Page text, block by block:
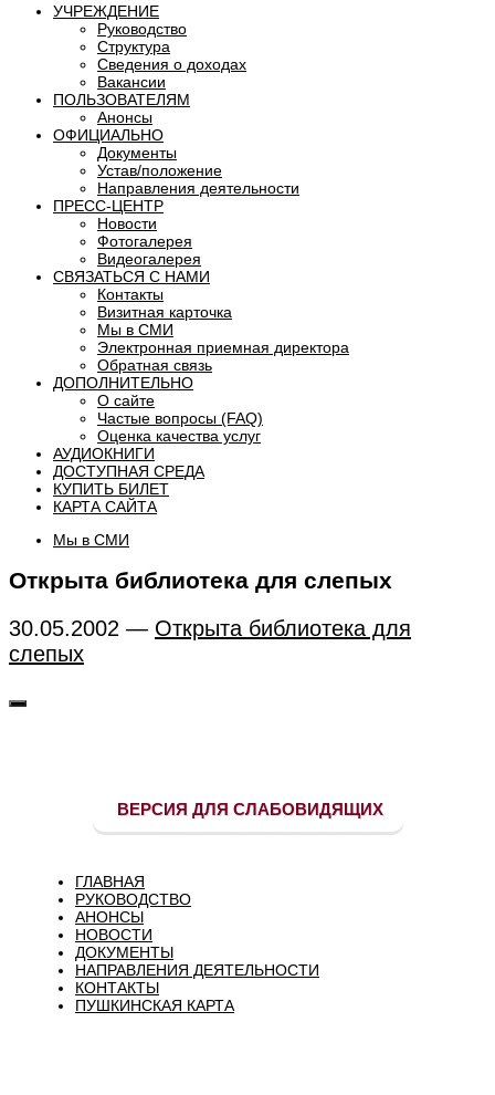
УЧРЕЖДЕНИЕ
Руководство
Структура
Сведения о доходах
Вакансии
ПОЛЬЗОВАТЕЛЯМ
Анонсы
ОФИЦИАЛЬНО
Документы
Устав/положение
Направления деятельности
ПРЕСС-ЦЕНТР
Новости
Фотогалерея
Видеогалерея
СВЯЗАТЬСЯ С НАМИ
Контакты
Визитная карточка
Мы в СМИ
Электронная приемная директора
Обратная связь
ДОПОЛНИТЕЛЬНО
О сайте
Частые вопросы (FAQ)
Оценка качества услуг
АУДИОКНИГИ
ДОСТУПНАЯ СРЕДА
КУПИТЬ БИЛЕТ
КАРТА САЙТА
Мы в СМИ
Открыта библиотека для слепых
30.05.2002 — Открыта библиотека для
слепых
ВЕРСИЯ ДЛЯ СЛАБОВИДЯЩИХ
ГЛАВНАЯ
РУКОВОДСТВО
АНОНСЫ
НОВОСТИ
ДОКУМЕНТЫ
НАПРАВЛЕНИЯ ДЕЯТЕЛЬНОСТИ
КОНТАКТЫ
ПУШКИНСКАЯ КАРТА